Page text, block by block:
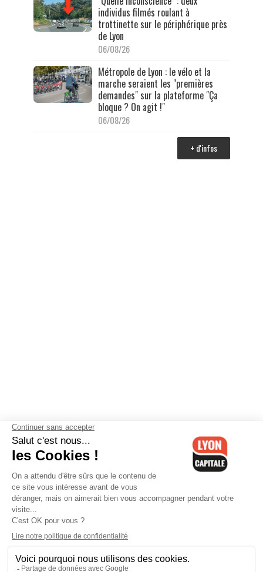
individus filmés roulant à
trottinette sur le périphérique près
de Lyon
06/08/26
Métropole de Lyon : le vélo et la
marche seraient les "premières
demandes" sur la plateforme "Ça
bloque ? On agit !"
06/08/26
+ d'infos
Contactez-nous-Mentions légales-CGV-Politique de